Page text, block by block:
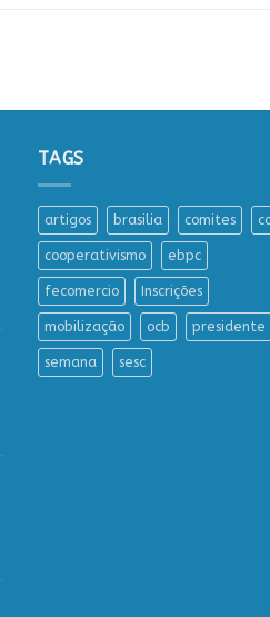
TAGS
artigos brasilia comites
cooperativismo ebpc
fecomercio Inscrições
mobilização ocb presidente
semana sesc